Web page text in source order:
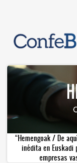
principal
“Hemengoak / De
inédita en
empresas